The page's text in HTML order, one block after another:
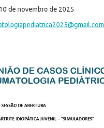
10 de novembro de 2025